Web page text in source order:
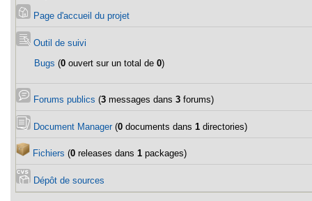
Page d'accueil du projet
Outil de suivi
Bugs (0ouvert sur un total de 0)
Forums publics (3messages dans 3forums)
Document Manager(0documents dans 1directories)
Fichiers (0releases dans 1packages)
Dépôt de sources